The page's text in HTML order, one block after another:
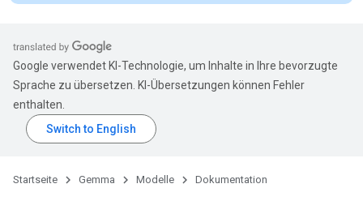
Google verwendet KI-Technologie, um Inhalte in Ihre bevorzugte
Sprache zu übersetzen. KI-Übersetzungen können Fehler
enthalten.
Startseite Gemma Modelle Dokumentation